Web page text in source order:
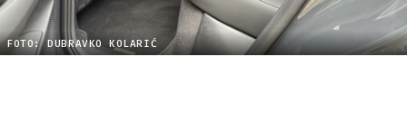
FOTO: DUBRAVKO KOLARIĆ